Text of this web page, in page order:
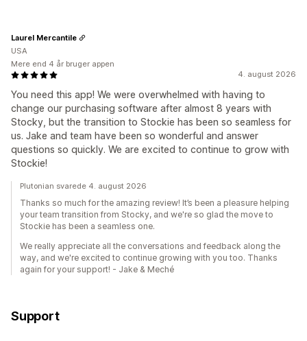
4. august 2026
You need this app! We were overwhelmed with having to
change our purchasing software after almost 8 years with
Stocky, but the transition to Stockie has been so seamless for
us. Jake and team have been so wonderful and answer
questions so quickly. We are excited to continue to grow with
Stockie!
Laurel Mercantile
USA
Mere end 4 år bruger appen
Plutonian svarede 4. august 2026
Thanks so much for the amazing review! It’s been a pleasure helping
your team transition from Stocky, and we're so glad the move to
Stockie has been a seamless one.
We really appreciate all the conversations and feedback along the
way, and we're excited to continue growing with you too. Thanks
again for your support! - Jake & Meché
Support